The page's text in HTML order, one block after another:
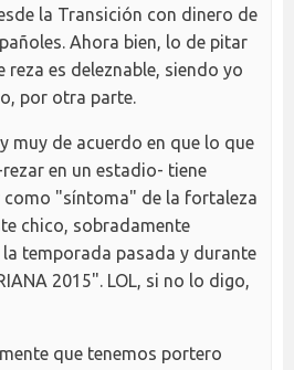
la Transición con dinero de
Ahora bien, lo de pitar
reza es deleznable, siendo yo
por otra parte.
muy de acuerdo en que lo que
rezar en un estadio- tiene
como "síntoma" de la fortaleza
chico, sobradamente
temporada pasada y durante
2015". LOL, si no lo digo,
que tenemos portero